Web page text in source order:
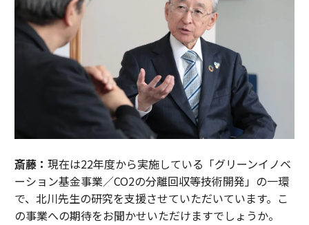
斎藤： 現在は22年度から実施している「グリーンイノベ
ーション基金事業／CO2の分離回収等技術開発」の一環
で、北川先生の研究を支援させていただいています。こ
の事業への期待をお聞かせいただけますでしょうか。